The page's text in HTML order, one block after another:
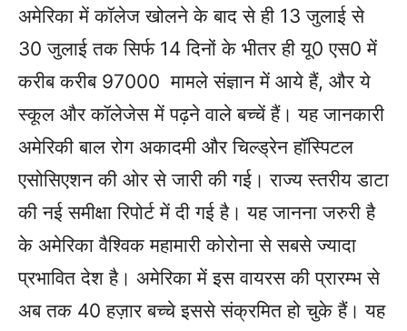
अमेरिका में कॉलेज खोलने के बाद से ही 13 जुलाई से
30 जुलाई तक सिर्फ 14 दिनों के भीतर ही यू0 एस0 में
करीब करीब 97000 मामले संज्ञान में आये हैं, और ये
स्कूल और कॉलेजेस में पढ़ने वाले बच्चें हैं। यह जानकारी
अमेरिकी बाल रोग अकादमी और चिल्ड्रेन हॉस्पिटल
एसोसिएशन की ओर से जारी की गई। राज्य स्तरीय डाटा
की नई समीक्षा रिपोर्ट में दी गई है। यह जानना जरुरी है
के अमेरिका वैश्विक महामारी कोरोना से सबसे ज्यादा
प्रभावित देश है। अमेरिका में इस वायरस की प्रारम्भ से
अब तक 40 हज़ार बच्चे इससे संक्रमित हो चुके हैं। यह